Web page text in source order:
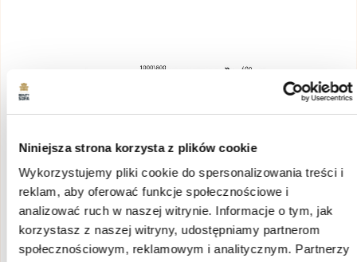
Niniejsza strona korzysta z plików cookie
Wykorzystujemy pliki cookie do spersonalizowania treści i
reklam, aby oferować funkcje społecznościowe i
analizować ruch w naszej witrynie. Informacje o tym, jak
korzystasz z naszej witryny, udostępniamy partnerom
społecznościowym, reklamowym i analitycznym. Partnerzy